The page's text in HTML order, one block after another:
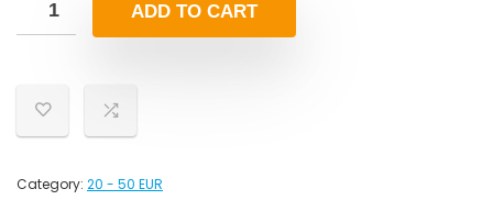
ADD TO CART
Category: 20 - 50 EUR